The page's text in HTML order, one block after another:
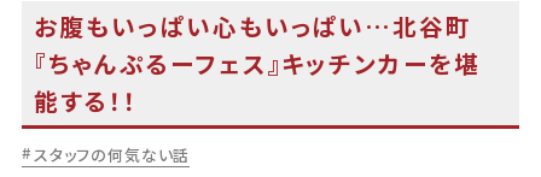
お腹もいっぱい心もいっぱい…北谷町
『ちゃんぷるーフェス』キッチンカーを堪
能する！！
スタッフの何気ない話